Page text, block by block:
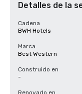
Detalles de la
Cadena
BWH Hotels
Marca
Best Western
Construido en
-
Renovado en